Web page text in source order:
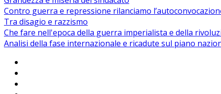
Contro guerra e repressione rilanciamo
Tra disagio e razzismo
Che fare nell'epoca della guerra imperialista e della
Analisi della fase internazionale e ricadute sul piano